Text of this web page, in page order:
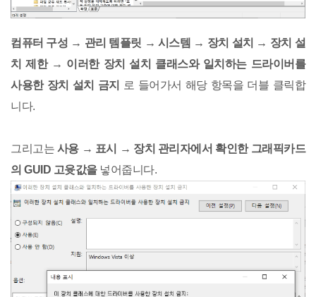
컴퓨터 구성 → 관리 템플릿 → 시스템 → 장치 설치 → 장치 설
치 제한 → 이러한 장치 설치 클래스와 일치하는 드라이버를
사용한 장치 설치 금지
로 들어가서 해당 항목을 더블 클릭합
니다.
그리고는 사용 → 표시 → 장치 관리자에서 확인한 그래픽카드
의 GUID 고윳값을넣어줍니다.